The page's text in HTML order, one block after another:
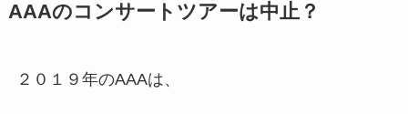
AAAのコンサートツアーは中止？
２０１９年のAAAは、